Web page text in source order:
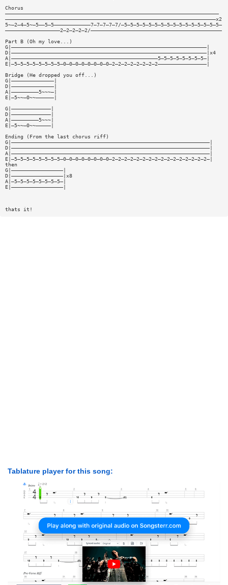
Chorus
——————————————————————————————————————————————————————————————————————
—————————————————————————————————————————————————————————————————————x2
5~—2—4—5~—5——5—5————————————7—7—7—7—7/—5—5—5—5—5—5—5—5—5—5—5—5—5—5—5—5—
——————————————————2—2—2—2—2/———————————————————————————————————————————
Part B (Oh my love...)
G|————————————————————————————————————————————————————————————————|
D|————————————————————————————————————————————————————————————————|x4
A|————————————————————————————————————————————————5—5—5—5—5—5—5—5—|
E|—5—5—5—5—5—5—5—5—0—0—0—0—0—0—0—0—2—2—2—2—2—2—2—2————————————————|
Bridge (He dropped you off...)
G|——————————————|
D|——————————————|
A|—————————5~~~—|
E|—5~~—0~~——————|
G|—————————————|
D|—————————————|
A|—————————5~~~|
E|—5~~—0~~—————|
Ending (From the last chorus riff)
G|—————————————————————————————————————————————————————————————————|
D|—————————————————————————————————————————————————————————————————|
A|—————————————————————————————————————————————————————————————————|
E|—5—5—5—5—5—5—5—5—0—0—0—0—0—0—0—0—2—2—2—2—2—2—2—2—2—2—2—2—2—2—2—2—|
then
G|—————————————————|
D|—————————————————|x8
A|—5—5—5—5—5—5—5—5—|
E|—————————————————|
thats it!
Tablature player for this song: